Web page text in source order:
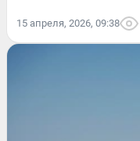
15 апреля, 2026, 09:38